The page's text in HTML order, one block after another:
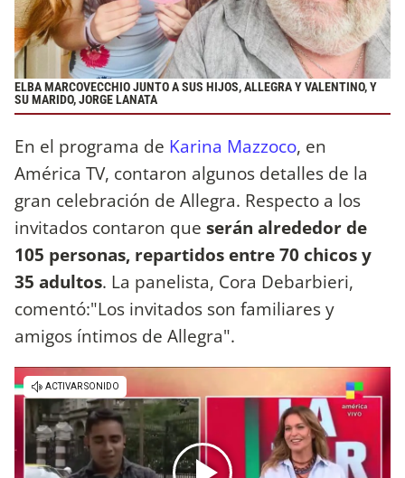
ELBA MARCOVECCHIO JUNTO A SUS HIJOS, ALLEGRA Y VALENTINO, Y
SU MARIDO, JORGE LANATA
En el programa de Karina Mazzoco, en
América TV, contaron algunos detalles de la
gran celebración de Allegra. Respecto a los
invitados contaron que serán alrededor de
105 personas, repartidos entre 70 chicos y
35 adultos. La panelista, Cora Debarbieri,
comentó:"Los invitados son familiares y
amigos íntimos de Allegra".